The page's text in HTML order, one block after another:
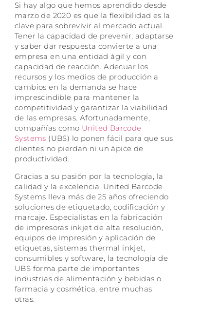
Si hay algo que hemos aprendido desde
marzo de 2020 es que la flexibilidad es la
clave para sobrevivir al mercado actual.
Tener la capacidad de prevenir, adaptarse
y saber dar respuesta convierte a una
empresa en una entidad ágil y con
capacidad de reacción. Adecuar los
recursos y los medios de producción a
cambios en la demanda se hace
imprescindible para mantener la
competitividad y garantizar la viabilidad
de las empresas. Afortunadamente,
compañías como United Barcode
Systems (UBS) lo ponen fácil para que sus
clientes no pierdan ni un ápice de
productividad.
Gracias a su pasión por la tecnología, la
calidad y la excelencia, United Barcode
Systems lleva más de 25 años ofreciendo
soluciones de etiquetado, codificación y
marcaje. Especialistas en la fabricación
de impresoras inkjet de alta resolución,
equipos de impresión y aplicación de
etiquetas, sistemas thermal inkjet,
consumibles y software, la tecnología de
UBS forma parte de importantes
industrias de alimentación y bebidas o
farmacia y cosmética, entre muchas
otras.